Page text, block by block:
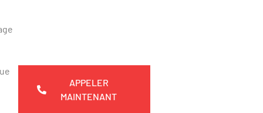
APPELER
MAINTENANT